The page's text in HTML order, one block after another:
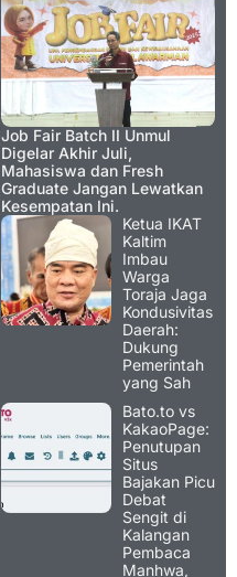
Job Fair Batch II Unmul
Digelar Akhir Juli,
Mahasiswa dan Fresh
Graduate Jangan Lewatkan
Kesempatan Ini.
Ketua IKAT
Kaltim
Imbau
Warga
Toraja Jaga
Kondusivitas
Daerah:
Dukung
Pemerintah
yang Sah
Bato.to vs
KakaoPage:
Penutupan
Situs
Bajakan Picu
Debat
Sengit di
Kalangan
Pembaca
Manhwa,